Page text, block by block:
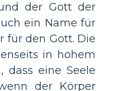
der Gott der
ein Name für
für den Gott. Die
in hohem
dass eine Seele
der Körper